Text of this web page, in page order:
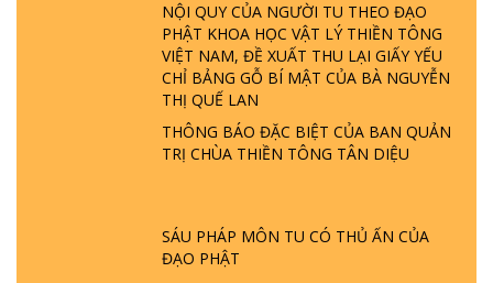
NỘI QUY CỦA NGƯỜI TU THEO ĐẠO
PHẬT KHOA HỌC VẬT LÝ THIỀN TÔNG
VIỆT NAM, ĐỀ XUẤT THU LẠI GIẤY YẾU
CHỈ BẢNG GỖ BÍ MẬT CỦA BÀ NGUYỄN
THỊ QUẾ LAN
THÔNG BÁO ĐẶC BIỆT CỦA BAN QUẢN
TRỊ CHÙA THIỀN TÔNG TÂN DIỆU
SÁU PHÁP MÔN TU CÓ THỦ ẤN CỦA
ĐẠO PHẬT
GIẢI ĐÁP THIỀN TÔNG ĐẶC BIỆT P22 - TẠI
SAO TRÁI ĐẤT NHIỀU THIÊN TAI - LŨ LỤT
- HỎA HOẠN | TTTD
GIẢI ĐÁP THIỀN TÔNG ĐẶC BIỆT P21 - TẠI
SAO ĐỨC PHẬT BƯỚC ĐI 7 BƯỚC TRÊN
GIẢI ĐÁP VỀ LỄ TIỄN THIỀN TÔNG SƯ
NGỌC LÂM VỀ PHẬT GIỚI